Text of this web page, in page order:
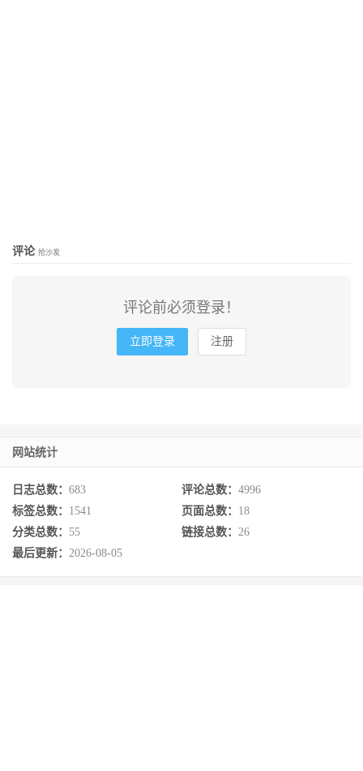
评论 抢沙发
评论前必须登录！
立即登录 注册
网站统计
日志总数： 683 评论总数： 4996
标签总数： 1541 页面总数： 18
分类总数： 55 链接总数： 26
最后更新： 2026-08-05